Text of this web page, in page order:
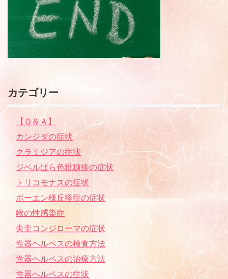
カテゴリー
【Ｑ＆Ａ】
カンジダの症状
クラミジアの症状
ジベルばら色粃糠疹の症状
トリコモナスの症状
ボーエン様丘疹症の症状
喉の性感染症
尖圭コンジローマの症状
性器ヘルペスの検査方法
性器ヘルペスの治療方法
性器ヘルペスの症状